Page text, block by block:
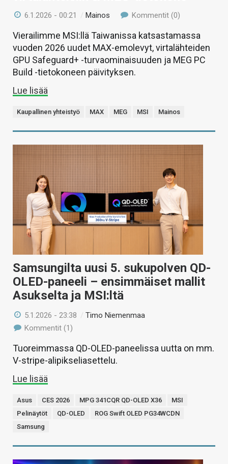
6.1.2026 - 00:21 /Mainos Kommentit (0)
Vierailimme MSI:llä Taiwanissa katsastamassa
vuoden 2026 uudet MAX-emolevyt, virtalähteiden
GPU Safeguard+ -turvaominaisuuden ja MEG PC
Build -tietokoneen päivityksen.
Lue lisää
Kaupallinen yhteistyö MAX MEG MSI Mainos
Samsungilta uusi 5. sukupolven QD-
OLED-paneeli – ensimmäiset mallit
Asukselta ja MSI:ltä
5.1.2026 - 23:38 /Timo Niemenmaa
Kommentit (1)
Tuoreimmassa QD-OLED-paneelissa uutta on mm.
V-stripe-alipikseliasettelu.
Lue lisää
Asus CES 2026 MPG 341CQR QD-OLED X36
MSI
Pelinäytöt
QD-OLED
ROG Swift OLED PG34WCDN
Samsung